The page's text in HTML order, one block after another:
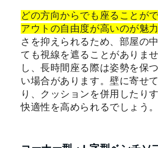
どの方向からでも座ることが
アウトの自由度が高いのが魅力
さを抑えられるため、部屋の
ても視線を遮ることがありま
し、長時間座る際は姿勢を保
い場合があります。壁に寄せ
り、クッションを併用したり
快適性を高められるでしょう。